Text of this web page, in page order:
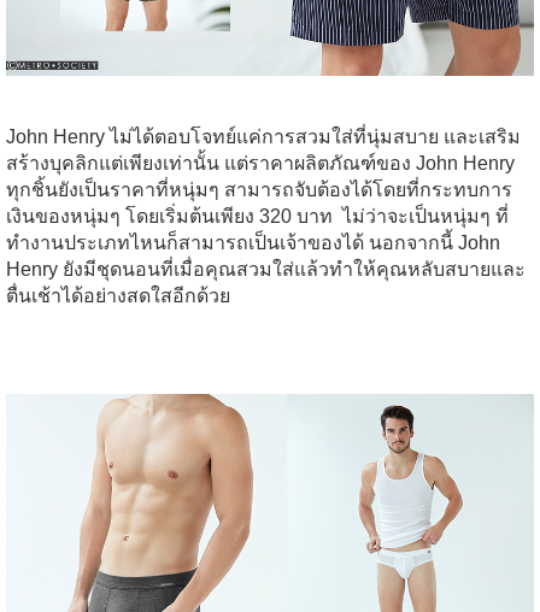
John Henryไม่ได้ตอบโจทย์แค่การสวมใส่ที่นุ่มสบาย และเสริม
สร้างบุคลิกแต่เพียงเท่านั้น แต่ราคาผลิตภัณฑ์ของ John Henry
ทุกชิ้นยังเป็นราคาที่หนุ่มๆ สามารถจับต้องได้โดยที่กระทบการ
เงินของหนุ่มๆ โดยเริ่มต้นเพียง 320 บาท ไม่ว่าจะเป็นหนุ่มๆ ที่
ทำงานประเภทไหนก็สามารถเป็นเจ้าของได้ นอกจากนี้ John
Henry ยังมีชุดนอนที่เมื่อคุณสวมใส่แล้วทำให้คุณหลับสบายและ
ตื่นเช้าได้อย่างสดใสอีกด้วย